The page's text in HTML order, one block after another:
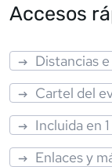
Accesos
Distancias
Cartel del
Incluida en
Enlaces y